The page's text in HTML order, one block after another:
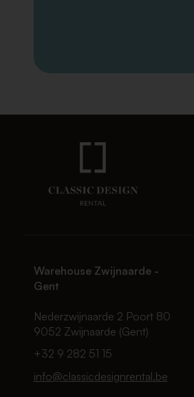
Warehouse Zwijnaarde -
Gent
Nederzwijnaarde 2 Poort 80
9052 Zwijnaarde (Gent)
+32 9 282 51 15
info@classicdesignrental.be